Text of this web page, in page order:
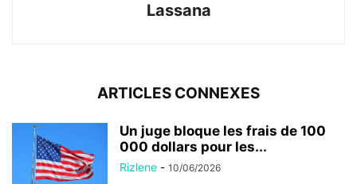
Lassana
ARTICLES CONNEXES
Un juge bloque les frais de 100
000 dollars pour les...
Rizlene - 10/06/2026